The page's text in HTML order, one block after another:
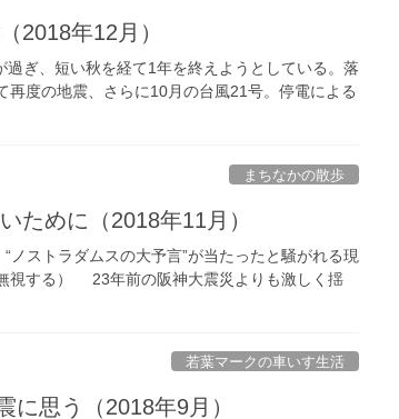
2018年12月）
ぎ、短い秋を経て1年を終えようとしている。落
度の地震、さらに10月の台風21号。停電による
まちなかの散歩
ために（2018年11月）
ノストラダムスの大予言”が当たったと騒がれる現
視する） 23年前の阪神大震災よりも激しく揺
若葉マークの車いす生活
に思う（2018年9月）